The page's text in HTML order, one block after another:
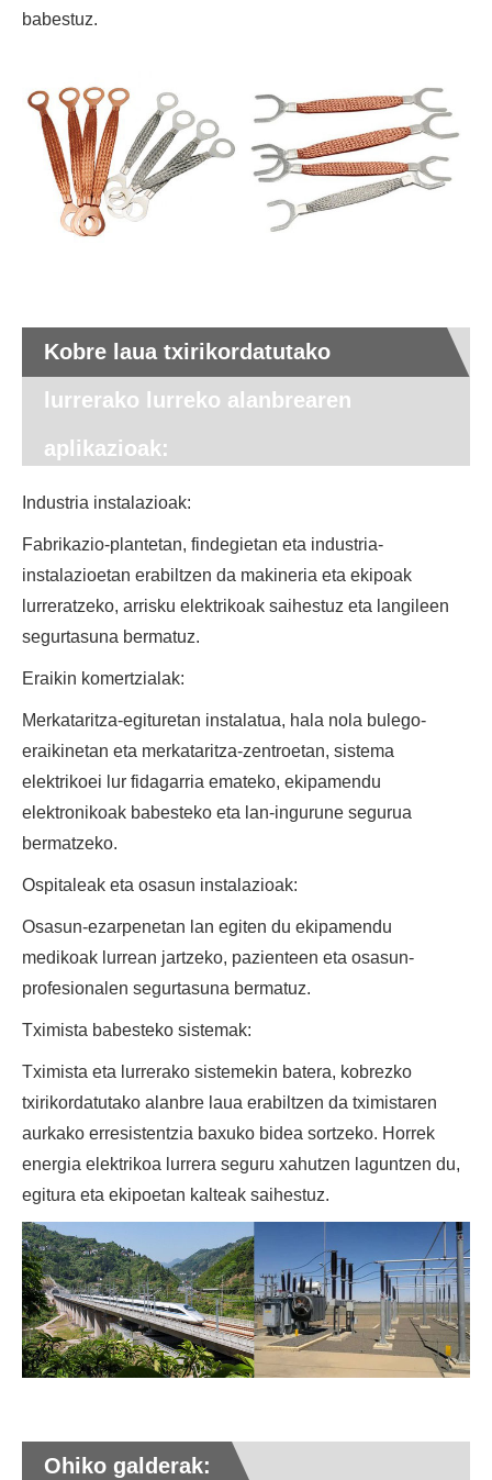
babestuz.
Kobre laua txirikordatutako
lurrerako lurreko alanbrearen
aplikazioak:
Industria instalazioak:
Fabrikazio-plantetan, findegietan eta industria-
instalazioetan erabiltzen da makineria eta ekipoak
lurreratzeko, arrisku elektrikoak saihestuz eta langileen
segurtasuna bermatuz.
Eraikin komertzialak:
Merkataritza-egituretan instalatua, hala nola bulego-
eraikinetan eta merkataritza-zentroetan, sistema
elektrikoei lur fidagarria emateko, ekipamendu
elektronikoak babesteko eta lan-ingurune segurua
bermatzeko.
Ospitaleak eta osasun instalazioak:
Osasun-ezarpenetan lan egiten du ekipamendu
medikoak lurrean jartzeko, pazienteen eta osasun-
profesionalen segurtasuna bermatuz.
Tximista babesteko sistemak:
Tximista eta lurrerako sistemekin batera, kobrezko
txirikordatutako alanbre laua erabiltzen da tximistaren
aurkako erresistentzia baxuko bidea sortzeko. Horrek
energia elektrikoa lurrera seguru xahutzen laguntzen du,
egitura eta ekipoetan kalteak saihestuz.
Ohiko galderak: